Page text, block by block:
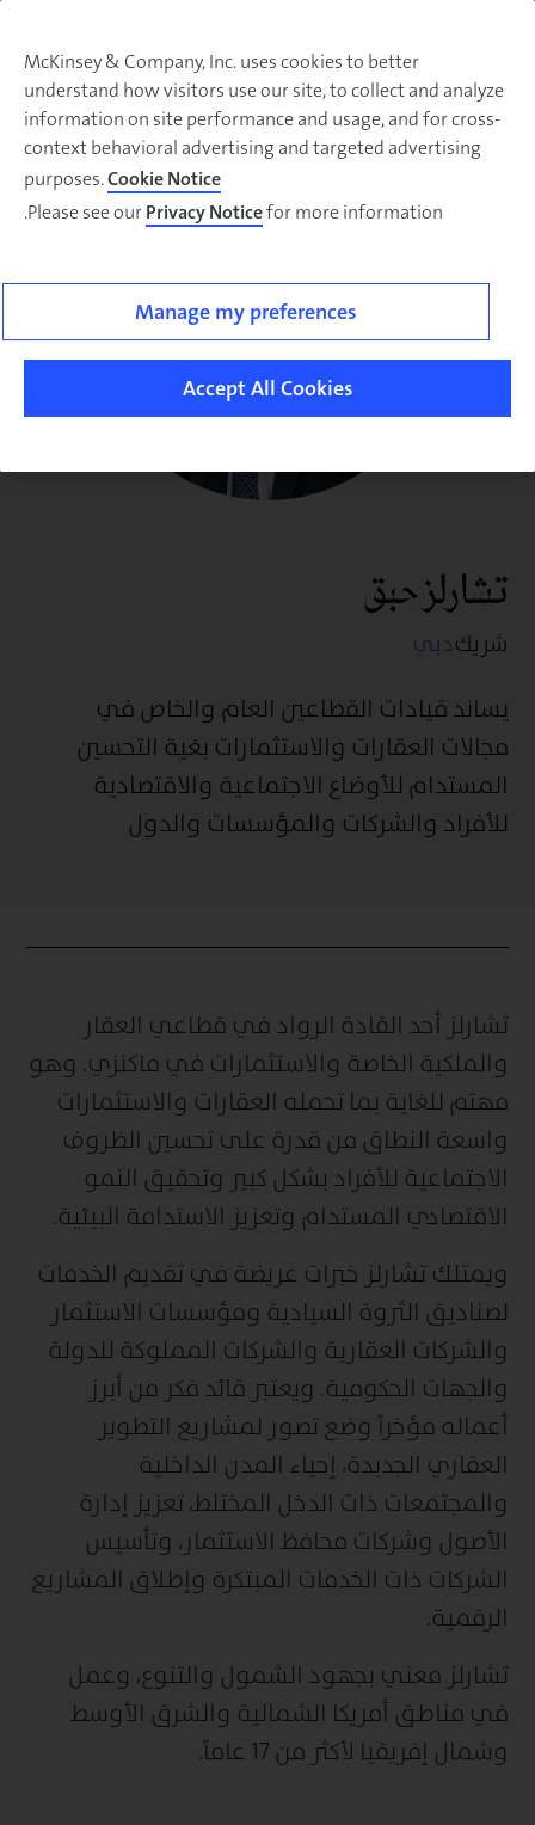
تشارلز حبق
شريكدبي
يساند قيادات القطاعين العام والخاص في
مجالات العقارات والاستثمارات بغية التحسين
المستدام للأوضاع الاجتماعية والاقتصادية
للأفراد والشركات والمؤسسات والدول
تشارلز أحد القادة الرواد في قطاعي العقار
والملكية الخاصة والاستثمارات في ماكنزي. وهو
مهتم للغاية بما تحمله العقارات والاستثمارات
واسعة النطاق من قدرة على تحسين الظروف
الاجتماعية للأفراد بشكل كبير وتحقيق النمو
الاقتصادي المستدام وتعزيز الاستدامة البيئية.
ويمتلك تشارلز خبرات عريضة في تقديم الخدمات
لصناديق الثروة السيادية ومؤسسات الاستثمار
والشركات العقارية والشركات المملوكة للدولة
والجهات الحكومية. ويعتبر قائد فكر من أبرز
أعماله مؤخراً وضع تصور لمشاريع التطوير
العقاري الجديدة، إحياء المدن الداخلية
والمجتمعات ذات الدخل المختلط، تعزيز إدارة
الأصول وشركات محافظ الاستثمار، وتأسيس
الشركات ذات الخدمات المبتكرة وإطلاق المشاريع
الرقمية.
تشارلز معني بجهود الشمول والتنوع، وعمل
في مناطق أمريكا الشمالية والشرق الأوسط
وشمال إفريقيا لأكثر من 17 عاماً.
McKinsey & Company, Inc. uses cookies to better
understand how visitors use our site, to collect and analyze
information on site performance and usage, and for cross-
context behavioral advertising and targeted advertising
purposes.Cookie Notice
Please see ourPrivacy Noticefor more information.
Manage my preferences
Accept All Cookies